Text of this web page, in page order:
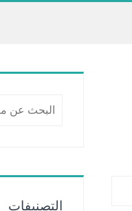
التصنيفات